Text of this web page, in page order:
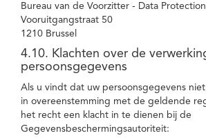
Bureau van de Voorzitter - Data
Vooruitgangstraat 50
1210 Brussel
4.10. Klachten over de
persoonsgegevens
Als u vindt dat uw persoonsgegevens
in overeenstemming met de geldende
het recht een klacht in te dienen bij de
Gegevensbeschermingsautoriteit: